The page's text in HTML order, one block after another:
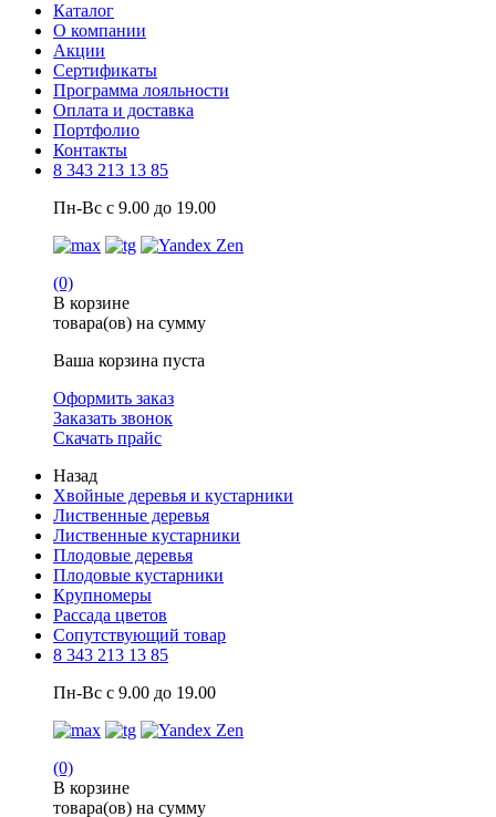
Каталог
О компании
Акции
Сертификаты
Программа лояльности
Оплата и доставка
Портфолио
Контакты
8 343 213 13 85
Пн-Вс с 9.00 до 19.00
(0)
В корзине
товара(ов) на сумму
Ваша корзина пуста
Оформить заказ
Заказать звонок
Скачать прайс
Назад
Хвойные деревья и кустарники
Лиственные деревья
Лиственные кустарники
Плодовые деревья
Плодовые кустарники
Крупномеры
Рассада цветов
Сопутствующий товар
8 343 213 13 85
Пн-Вс с 9.00 до 19.00
(0)
В корзине
товара(ов) на сумму